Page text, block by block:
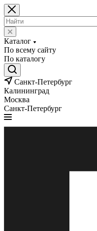
Каталог
По всему сайту
По каталогу
Санкт-Петербург
Калининград
Москва
Санкт-Петербург